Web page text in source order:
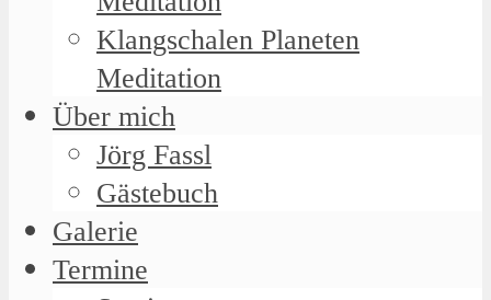
Klangschalen Planeten
Meditation
Über mich
Jörg Fassl
Gästebuch
Galerie
Termine